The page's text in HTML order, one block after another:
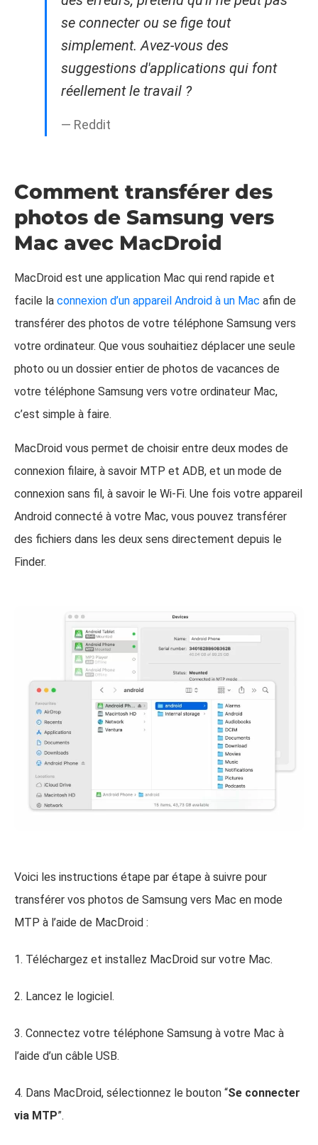
se connecter ou se fige tout
simplement. Avez-vous des
suggestions d'applications qui font
réellement le travail ?
— Reddit
Comment transférer des
photos de Samsung vers
Mac avec MacDroid
MacDroid est une application Mac qui rend rapide et
facile la connexion d’un appareil Android à un Mac afin de
transférer des photos de votre téléphone Samsung vers
votre ordinateur. Que vous souhaitiez déplacer une seule
photo ou un dossier entier de photos de vacances de
votre téléphone Samsung vers votre ordinateur Mac,
c’est simple à faire.
MacDroid vous permet de choisir entre deux modes de
connexion filaire, à savoir MTP et ADB, et un mode de
connexion sans fil, à savoir le Wi-Fi. Une fois votre appareil
Android connecté à votre Mac, vous pouvez transférer
des fichiers dans les deux sens directement depuis le
Finder.
Voici les instructions étape par étape à suivre pour
transférer vos photos de Samsung vers Mac en mode
MTP à l’aide de MacDroid :
1. Téléchargez et installez MacDroid sur votre Mac.
2. Lancez le logiciel.
3. Connectez votre téléphone Samsung à votre Mac à
l’aide d’un câble USB.
4. Dans MacDroid, sélectionnez le bouton “Se connecter
via MTP”.